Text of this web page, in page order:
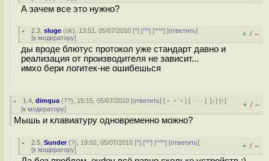
А зачем все это нужно?
2.3 ,sluge (ok), 13:51, 05/07/2010 [^] [^^] [^^^] [ответить]
[к модератору] + / –
ды вроде блютус протокол уже стандарт давно и
реализация от производителя не зависит...
имхо бери логитек-не ошибешься
1.4 ,dimqua (??), 15:15, 05/07/2010 [ответить] [ ﹢﹢﹢] [ · · ·][↓] [↑]
[к модератору] + / –
Мышь и клавиатуру одновременно можно?
2.5 ,Sunder(?), 19:02, 05/07/2010 [^] [^^] [^^^] [ответить]
[к модератору] + / –